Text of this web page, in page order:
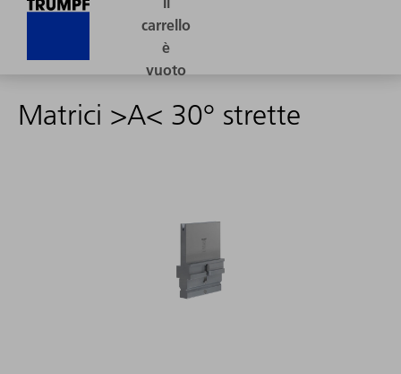
Matrici >A< 30° strette